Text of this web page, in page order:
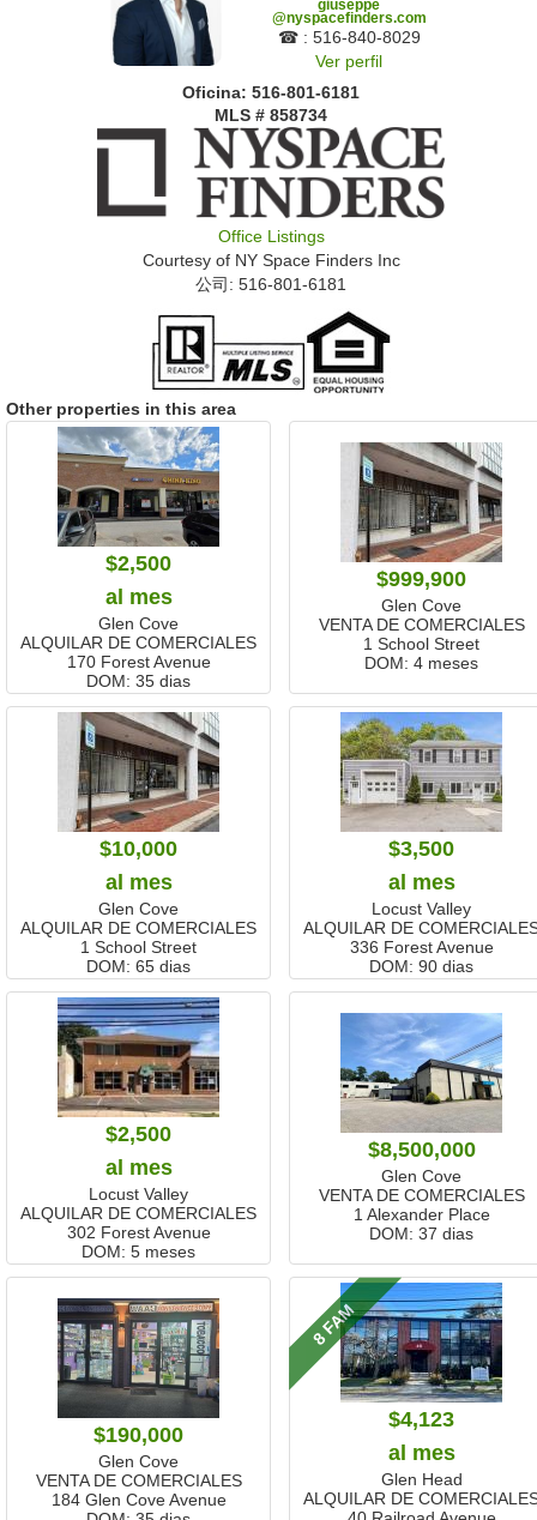
giuseppe
@nyspacefinders.com
☎ : ‍516-840-8029
Ver perfil
Oficina: ‍516-801-6181
MLS # 858734
Office Listings
Courtesy of NY Space Finders Inc
公司: ‍516-801-6181
Other properties in this area
$2,500
al mes
Glen Cove
ALQUILAR DE COMERCIALES
170 Forest Avenue
DOM: 35 dias
$999,900
Glen Cove
VENTA DE COMERCIALES
1 School Street
DOM: 4 meses
$10,000
al mes
Glen Cove
ALQUILAR DE COMERCIALES
1 School Street
DOM: 65 dias
$3,500
al mes
Locust Valley
ALQUILAR DE
336 Forest Avenue
DOM: 90 dias
$2,500
al mes
Locust Valley
ALQUILAR DE COMERCIALES
302 Forest Avenue
DOM: 5 meses
$8,500,000
Glen Cove
VENTA DE COMERCIALES
1 Alexander Place
DOM: 37 dias
$190,000
Glen Cove
VENTA DE COMERCIALES
184 Glen Cove Avenue
8 FAM
$4,123
al mes
Glen Head
ALQUILAR DE